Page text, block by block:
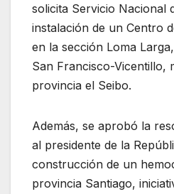
solicita Servicio Nacional
instalación de un Centro
en la sección Loma
San Francisco-Vicentillo,
provincia el Seibo.
Además, se aprobó la
al presidente de la
construcción de un
provincia Santiago,